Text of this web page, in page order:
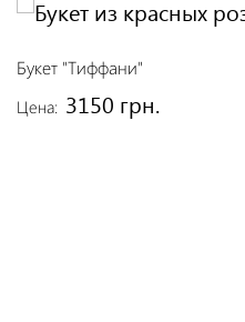
Букет "Тиффани"
Цена: 3150 грн.